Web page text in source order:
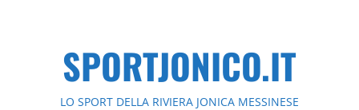
SPORTJONICO.IT
LO SPORT DELLA RIVIERA JONICA MESSINESE